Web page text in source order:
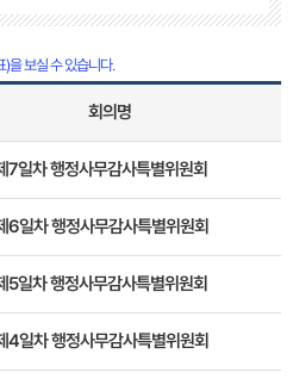
을 보실 수 있습니다.
회의명
일차 행정사무감사특별위원회
일차 행정사무감사특별위원회
일차 행정사무감사특별위원회
일차 행정사무감사특별위원회